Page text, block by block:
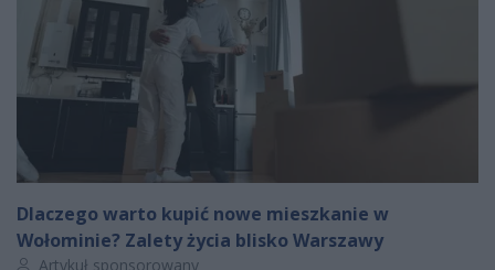
Dlaczego warto kupić nowe mieszkanie w
Wołominie? Zalety życia blisko Warszawy
Autor artykułu:
Artykuł sponsorowany